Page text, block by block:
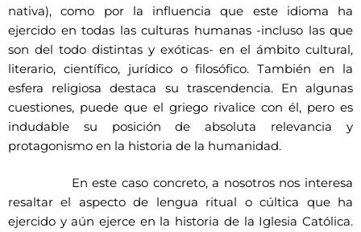
nativa), como por la influencia que este idioma ha
ejercido en todas las culturas humanas -incluso las que
son del todo distintas y exóticas- en el ámbito cultural,
literario, científico, jurídico o filosófico. También en la
esfera religiosa destaca su trascendencia. En algunas
cuestiones, puede que el griego rivalice con él, pero es
indudable su posición de absoluta relevancia y
protagonismo en la historia de la humanidad.
En este caso concreto, a nosotros nos interesa
resaltar el aspecto de lengua ritual o cúltica que ha
ejercido y aún ejerce en la historia de la Iglesia Católica.